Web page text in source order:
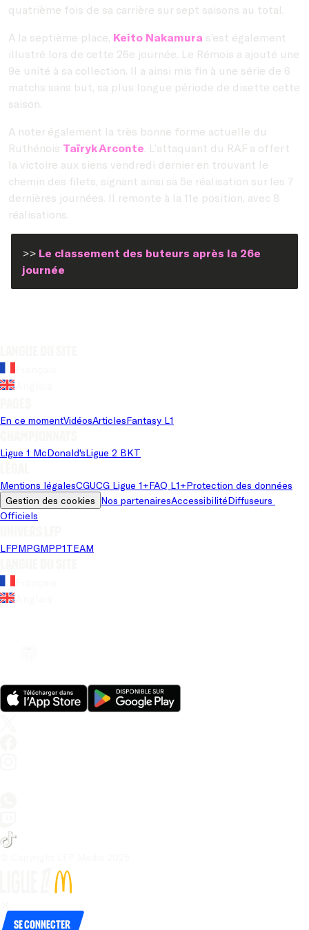
quatrième fois de sa carrière sur sept saisons au total.
A la septième place, Keito Nakamura s’est également
illustré lors de cette 26e journée. Le Rémois a ajouté une
9e unité à sa collection. Il a ainsi mis fin à une série de 6
matchs sans but, sa plus longue période de disette cette
saison.
A noter également la très bonne forme actuelle du
Ruthénois Taïryk Arconte. L’attaquant du RAF a offert
la victoire aux siens vendredi dernier en trouvant le
chemin des filets, signant ainsi sa 5e réalisation sur les 7
dernières journées. Il remonte à la 11e position, avec 8
réalisations.
>> Le classement des buteurs après la 26e
journée
En ce momentVidéosArticlesFantasy L1
Ligue 1 McDonald'sLigue 2 BKT
Mentions légalesCGUCG Ligue 1+FAQ L1+Protection des données
Gestion des cookies Nos partenairesAccessibilitéDiffuseurs
Officiels
LFPMPGMPP1TEAM
Se connecter